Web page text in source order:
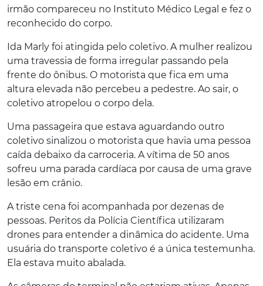
irmão compareceu no Instituto Médico Legal e fez o
reconhecido do corpo.
Ida Marly foi atingida pelo coletivo. A mulher realizou
uma travessia de forma irregular passando pela
frente do ônibus. O motorista que fica em uma
altura elevada não percebeu a pedestre. Ao sair, o
coletivo atropelou o corpo dela.
Uma passageira que estava aguardando outro
coletivo sinalizou o motorista que havia uma pessoa
caída debaixo da carroceria. A vítima de 50 anos
sofreu uma parada cardíaca por causa de uma grave
lesão em crânio.
A triste cena foi acompanhada por dezenas de
pessoas. Peritos da Polícia Científica utilizaram
drones para entender a dinâmica do acidente. Uma
usuária do transporte coletivo é a única testemunha.
Ela estava muito abalada.